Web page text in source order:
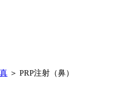
＞ PRP注射（鼻）